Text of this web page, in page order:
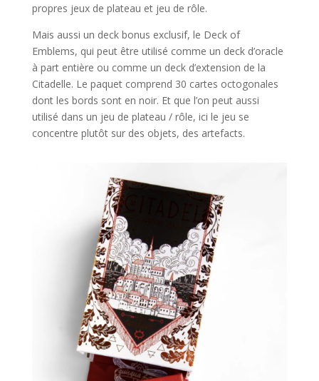
propres jeux de plateau et jeu de rôle.
Mais aussi un deck bonus exclusif, le Deck of
Emblems, qui peut être utilisé comme un deck d’oracle
à part entière ou comme un deck d’extension de la
Citadelle. Le paquet comprend 30 cartes octogonales
dont les bords sont en noir. Et que l’on peut aussi
utilisé dans un jeu de plateau / rôle, ici le jeu se
concentre plutôt sur des objets, des artefacts.